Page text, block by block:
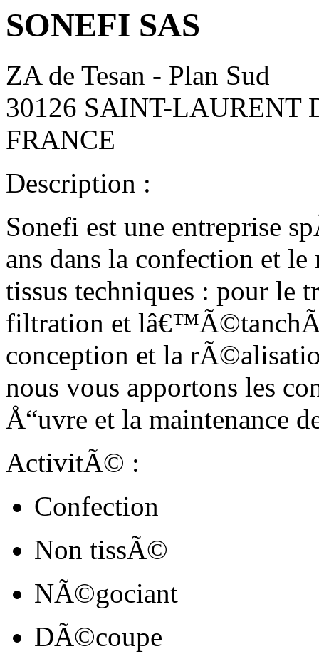
SONEFI SAS
ZA de Tesan - Plan Sud
30126 SAINT-LAURENT
FRANCE
Description :
Sonefi est une entreprise
ans dans la confection et
tissus techniques : pour le
filtration et
conception et la
nous vous apportons les
Å“uvre et la maintenance
ActivitÃ© :
Confection
Non tissÃ©
NÃ©gociant
DÃ©coupe